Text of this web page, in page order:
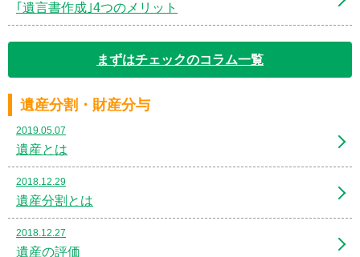
｢遺言書作成｣4つのメリット
まずはチェックのコラム一覧
遺産分割・財産分与
2019.05.07
遺産とは
2018.12.29
遺産分割とは
2018.12.27
遺産の評価